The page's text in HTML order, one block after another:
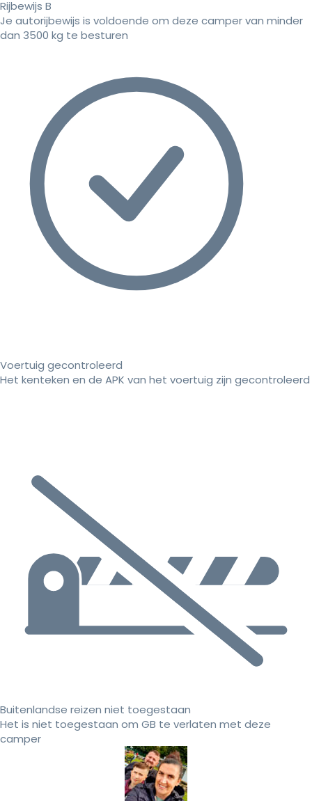
Rijbewijs B
Je autorijbewijs is voldoende om deze camper van minder
dan 3500 kg te besturen
Voertuig gecontroleerd
Het kenteken en de APK van het voertuig zijn gecontroleerd
Buitenlandse reizen niet toegestaan
Het is niet toegestaan om GB te verlaten met deze
camper